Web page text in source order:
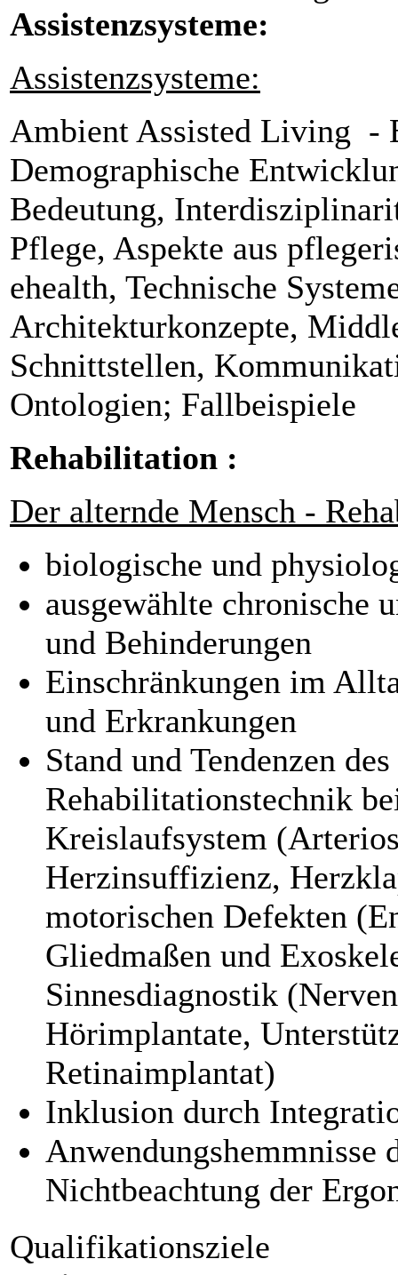
Assistenzsysteme:
Assistenzsysteme:
Ambient Assisted Living -
Demographische
Bedeutung,
Pflege, Aspekte aus
ehealth, Technische
Architekturkonzepte,
Schnittstellen,
Ontologien; Fallbeispiele
Rehabilitation :
Der alternde Mensch -
biologische und
ausgewählte chronische
und Behinderungen
Einschränkungen im
und Erkrankungen
Stand und Tendenzen
Rehabilitationstechnik
Kreislaufsystem
Herzinsuffizienz,
motorischen Defekten
Gliedmaßen und
Sinnesdiagnostik
Hörimplantate,
Retinaimplantat)
Inklusion durch
Nichtbeachtung der
Qualifikationsziele